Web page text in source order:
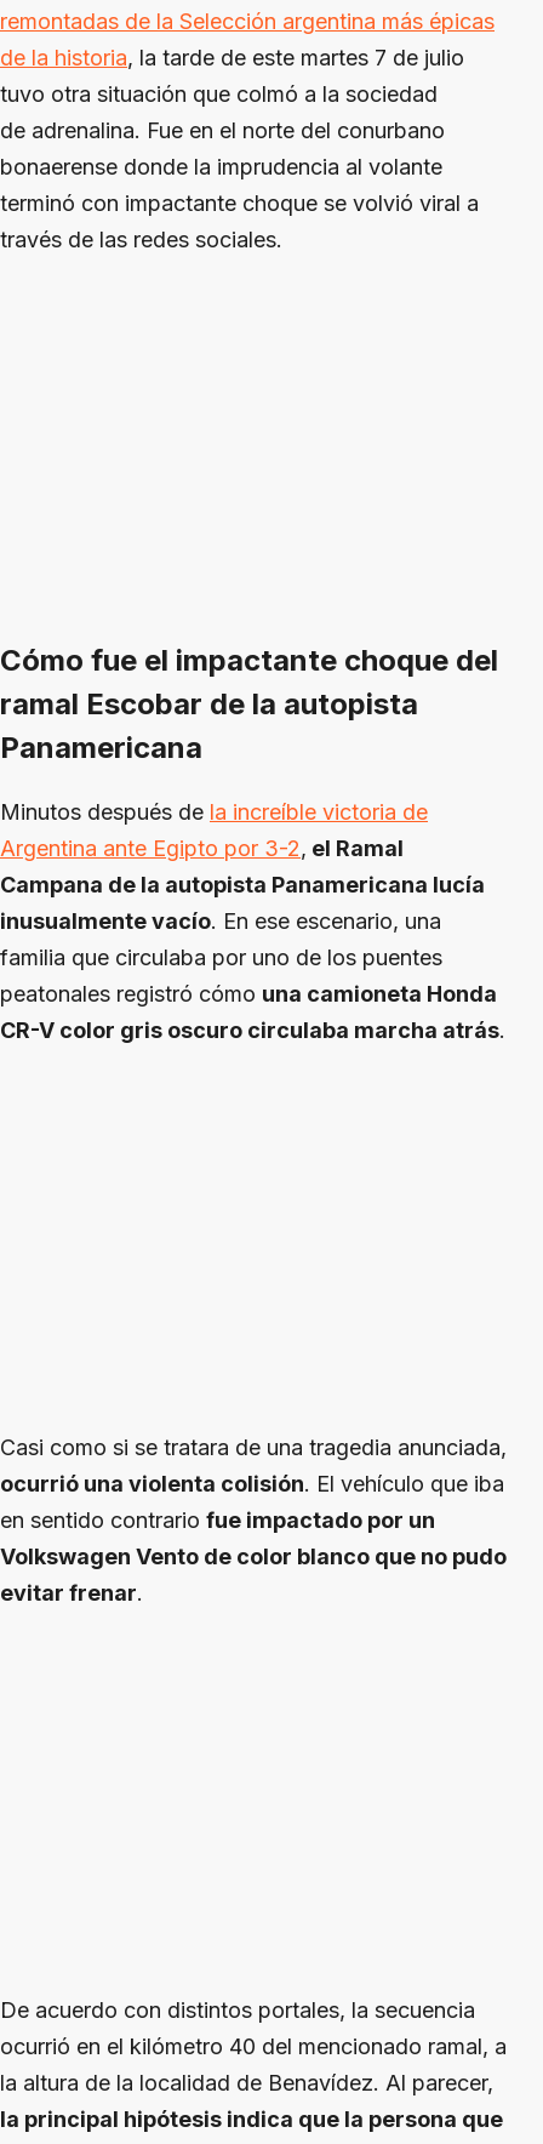
remontadas de la Selección argentina más épicas
de la historia, la tarde de este martes 7 de julio
tuvo otra situación que colmó a la sociedad
de adrenalina. Fue en el norte del conurbano
bonaerense donde la imprudencia al volante
terminó con impactante choque se volvió viral a
través de las redes sociales.
Cómo fue el impactante choque del
ramal Escobar de la autopista
Panamericana
Minutos después de la increíble victoria de
Argentina ante Egipto por 3-2, el Ramal
Campana de la autopista Panamericana lucía
inusualmente vacío. En ese escenario, una
familia que circulaba por uno de los puentes
peatonales registró cómo una camioneta Honda
CR-V color gris oscuro circulaba marcha atrás.
Casi como si se tratara de una tragedia anunciada,
ocurrió una violenta colisión. El vehículo que iba
en sentido contrario fue impactado por un
Volkswagen Vento de color blanco que no pudo
evitar frenar.
De acuerdo con distintos portales, la secuencia
ocurrió en el kilómetro 40 del mencionado ramal, a
la altura de la localidad de Benavídez. Al parecer,
la principal hipótesis indica que la persona que